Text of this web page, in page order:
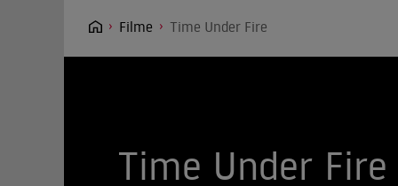
Filme Time Under Fire
Time Under Fire